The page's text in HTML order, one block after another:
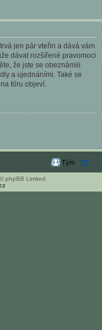
jen pár vteřin a dává vám
dávat rozšířené pravomoci
že jste se obeznámili
a ujednáními. Také se
fóru objeví.
Tým
phpBB Limited